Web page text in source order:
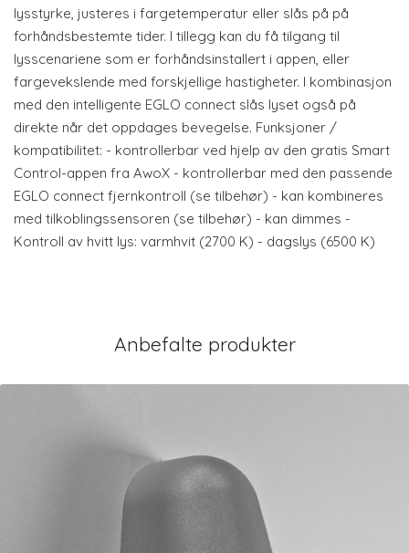
lysstyrke, justeres i fargetemperatur eller slås på på
forhåndsbestemte tider. I tillegg kan du få tilgang til
lysscenariene som er forhåndsinstallert i appen, eller
fargevekslende med forskjellige hastigheter. I kombinasjon
med den intelligente EGLO connect slås lyset også på
direkte når det oppdages bevegelse. Funksjoner /
kompatibilitet: - kontrollerbar ved hjelp av den gratis Smart
Control-appen fra AwoX - kontrollerbar med den passende
EGLO connect fjernkontroll (se tilbehør) - kan kombineres
med tilkoblingssensoren (se tilbehør) - kan dimmes -
Kontroll av hvitt lys: varmhvit (2700 K) - dagslys (6500 K)
Anbefalte produkter